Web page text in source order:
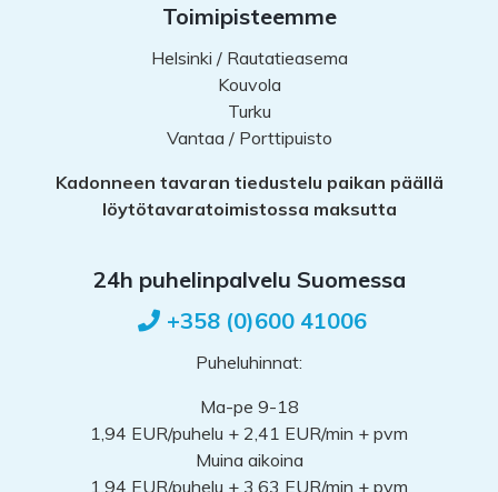
Toimipisteemme
Helsinki / Rautatieasema
Kouvola
Turku
Vantaa / Porttipuisto
Kadonneen tavaran tiedustelu paikan päällä
löytötavara­toimistossa maksutta
24h puhelinpalvelu Suomessa
+358 (0)600 41006
Puheluhinnat:
Ma-pe 9-18
1,94 EUR/puhelu + 2,41 EUR/min + pvm
Muina aikoina
1,94 EUR/puhelu + 3,63 EUR/min + pvm